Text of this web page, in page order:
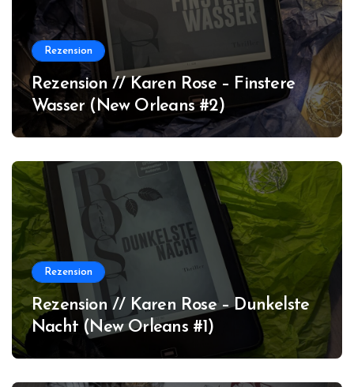
Rezension
Rezension // Karen Rose – Finstere
Wasser (New Orleans #2)
Rezension
Rezension // Karen Rose – Dunkelste
Nacht (New Orleans #1)